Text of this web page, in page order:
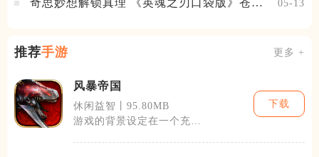
奇思妙想解锁真理 《英魂之刃口袋版》苍天
05-13
推荐手游 更多 +
风暴帝国
休闲益智丨95.80MB
游戏的背景设定在一个充满
下载